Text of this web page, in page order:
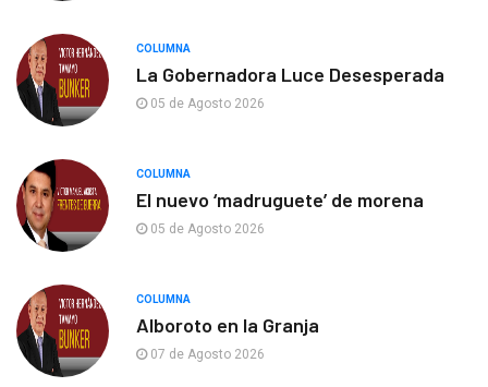
COLUMNA
La Gobernadora Luce Desesperada
05 de Agosto 2026
COLUMNA
El nuevo ‘madruguete’ de morena
05 de Agosto 2026
COLUMNA
Alboroto en la Granja
07 de Agosto 2026